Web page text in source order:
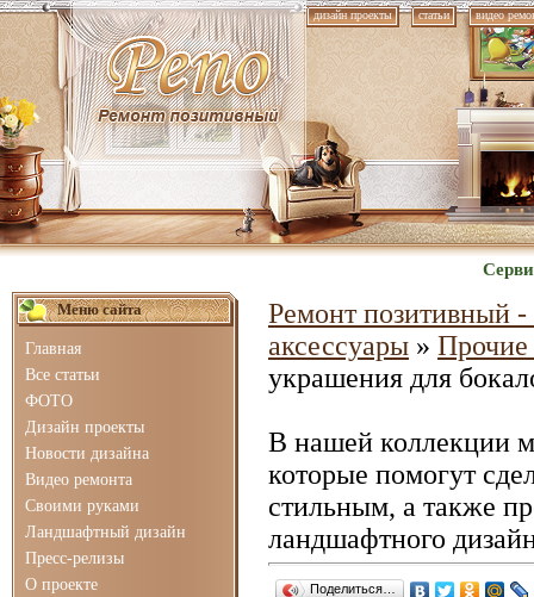
дизайн проекты статьи видео
Меню сайта
Главная
Все статьи
ФОТО
Дизайн проекты
Новости дизайна
Видео ремонта
Своими руками
Ландшафтный дизайн
Пресс-релизы
О проекте
Ремонт позитивный -
аксессуары » Прочие
украшения для
В нашей коллекции
которые помогут
стильным, а также
ландшафтного
Поделиться…